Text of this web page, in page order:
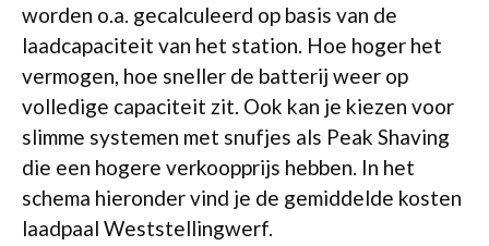
worden o.a. gecalculeerd op basis van de
laadcapaciteit van het station. Hoe hoger het
vermogen, hoe sneller de batterij weer op
volledige capaciteit zit. Ook kan je kiezen voor
slimme systemen met snufjes als Peak Shaving
die een hogere verkoopprijs hebben. In het
schema hieronder vind je de gemiddelde kosten
laadpaal Weststellingwerf.